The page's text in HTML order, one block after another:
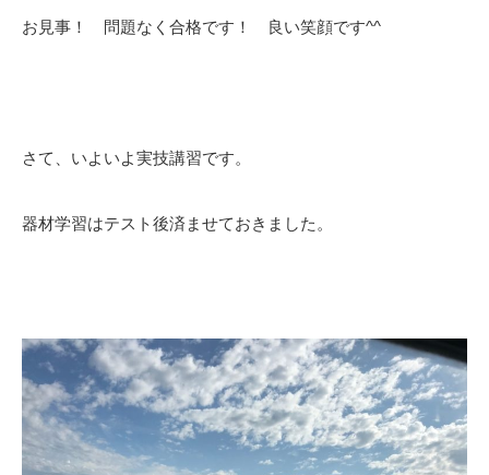
お見事！ 問題なく合格です！ 良い笑顔です^^
さて、いよいよ実技講習です。
器材学習はテスト後済ませておきました。